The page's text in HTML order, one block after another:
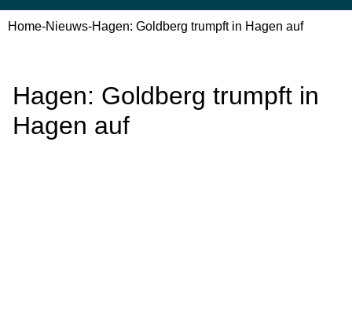
Home-Nieuws-Hagen: Goldberg trumpft in Hagen auf
Hagen: Goldberg trumpft in
Hagen auf